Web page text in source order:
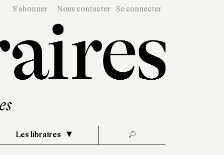
S'abonner Nous contacter Se connecter
Les libraires 🔎